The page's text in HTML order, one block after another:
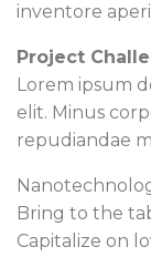
inventore
Project
Lorem ipsum
elit. Minus
repudiandae
Bring to the
Capitalize on